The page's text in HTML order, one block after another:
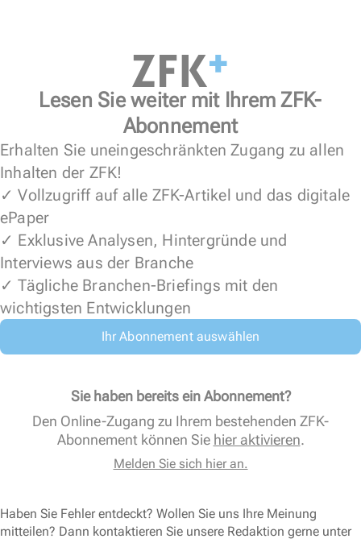
Lesen Sie weiter mit Ihrem ZFK-
Abonnement
Erhalten Sie uneingeschränkten Zugang zu allen
Inhalten der ZFK!
✓ Vollzugriff auf alle ZFK-Artikel und das digitale
ePaper
✓ Exklusive Analysen, Hintergründe und
Interviews aus der Branche
✓ Tägliche Branchen-Briefings mit den
wichtigsten Entwicklungen
Ihr Abonnement auswählen
Sie haben bereits ein Abonnement?
Den Online-Zugang zu Ihrem bestehenden ZFK-
Abonnement können Sie hier aktivieren.
Melden Sie sich hier an.
Haben Sie Fehler entdeckt? Wollen Sie uns Ihre Meinung
mitteilen? Dann kontaktieren Sie unsere Redaktion gerne unter